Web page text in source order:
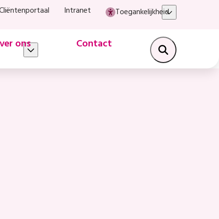
Intranet Toegankelijkheid
ons Contact